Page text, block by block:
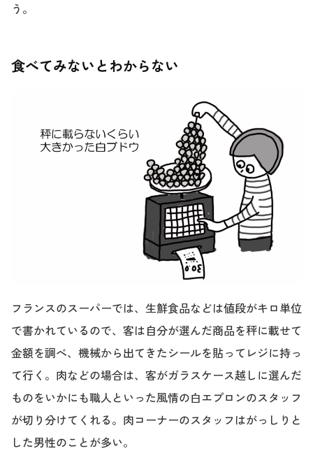
う。
食べてみないとわからない
フランスのスーパーでは、生鮮食品などは値段がキロ単位
で書かれているので、客は自分が選んだ商品を秤に載せて
金額を調べ、機械から出てきたシールを貼ってレジに持っ
て行く。肉などの場合は、客がガラスケース越しに選んだ
ものをいかにも職人といった風情の白エプロンのスタッフ
が切り分けてくれる。肉コーナーのスタッフはがっしりと
した男性のことが多い。